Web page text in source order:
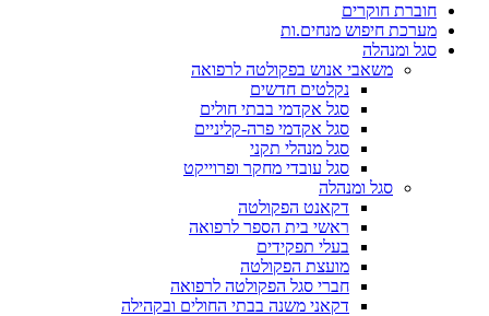
חוברת חוקרים
מערכת חיפוש מנחים.ות
סגל ומנהלה
משאבי אנוש בפקולטה לרפואה
נקלטים חדשים
סגל אקדמי בבתי חולים
סגל אקדמי פרה-קליניים
סגל מנהלי תקני
סגל עובדי מחקר ופרוייקט
סגל ומנהלה
דקאנט הפקולטה
ראשי בית הספר לרפואה
בעלי תפקידים
מועצת הפקולטה
חברי סגל הפקולטה לרפואה
דקאני משנה בבתי החולים ובקהילה